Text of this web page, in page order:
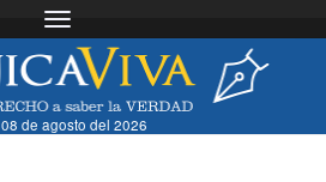
Toggle navigation
de agosto del 2026